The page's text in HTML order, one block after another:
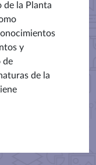
de la Planta
y
de
de la